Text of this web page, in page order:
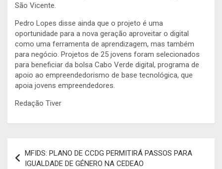
São Vicente.
Pedro Lopes disse ainda que o projeto é uma
oportunidade para a nova geração aproveitar o digital
como uma ferramenta de aprendizagem, mas também
para negócio. Projetos de 25 jovens foram selecionados
para beneficiar da bolsa Cabo Verde digital, programa de
apoio ao empreendedorismo de base tecnológica, que
apoia jovens empreendedores.
Redação Tiver
de
MFIDS: PLANO DE CCDG PERMITIRÁ PASSOS PARA
IGUALDADE DE GÉNERO NA CEDEAO